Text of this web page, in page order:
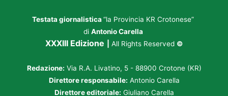
Testata giornalistica “la Provincia KR Crotonese”
di Antonio Carella
XXXIII Edizione All Rights Reserved ©
Redazione: Via R.A. Livatino, 5 - 88900 Crotone (KR)
Direttore responsabile: Antonio Carella
Direttore editoriale: Giuliano Carella